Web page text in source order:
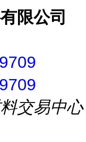
限公司
交易中心